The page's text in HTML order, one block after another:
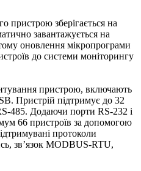
пристрою зберігається на
завантажується на
оновлення мікропрограми
до системи моніторингу
пристрою, включають
Пристрій підтримує до 32
485. Додаючи порти RS-232 і
66 пристроїв за допомогою
протоколи
зв’язок MODBUS-RTU,